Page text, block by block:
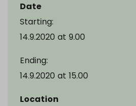
Date
Starting:
14.9.2020 at 9.00
Ending:
14.9.2020 at 15.00
Location